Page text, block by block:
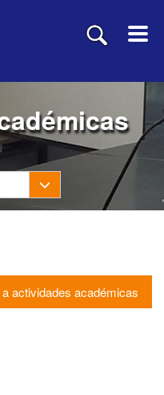
Toggle Dropdown
actividades académicas